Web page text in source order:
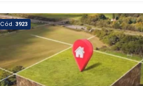
Cód. 3923